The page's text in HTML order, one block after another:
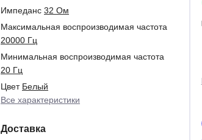
Импеданс 32 Ом
Максимальная воспроизводимая частота
20000 Гц
Минимальная воспроизводимая частота
20 Гц
Цвет Белый
Все характеристики
Доставка